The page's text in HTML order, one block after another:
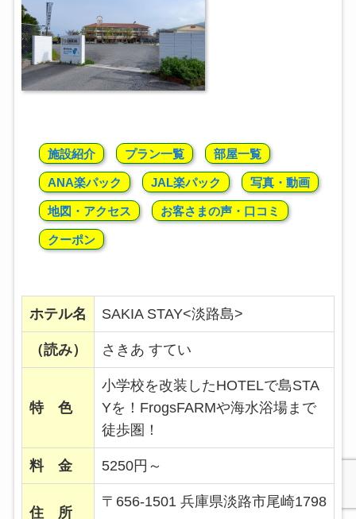
施設紹介 プラン一覧 部屋一覧
ANA楽パック JAL楽パック 写真・動画
地図・アクセス お客さまの声・口コミ
クーポン
ホテル名 SAKIA STAY<淡路島>
（読み） さきあ すてい
特 色
小学校を改装したHOTELで島STA
Yを！FrogsFARMや海水浴場まで
徒歩圏！
料 金 5250円～
住 所
〒656-1501 兵庫県淡路市尾崎1798